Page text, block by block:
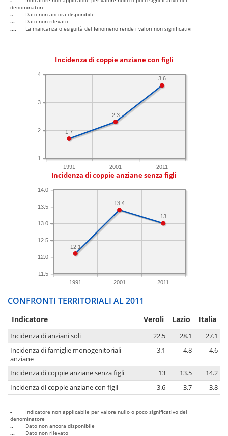
denominatore
..
Dato non ancora disponibile
...
Dato non rilevato
....
La mancanza o esiguità del fenomeno rende i valori non significativi
Incidenza di coppie anziane con figli
1991 2001 2011
1
2
3
4
3.6
2.3
1.7
Incidenza di coppie anziane senza figli
1991 2001 2011
11.5
12.0
12.5
13.0
13.5
14.0
13
13.4
12.1
CONFRONTI TERRITORIALI AL 2011
Indicatore Veroli Lazio Italia
Incidenza di anziani soli 22.5 28.1
27.1
Incidenza di famiglie monogenitoriali
anziane
3.1 4.8 4.6
Incidenza di coppie anziane senza figli 13 13.5
14.2
Incidenza di coppie anziane con figli
3.6 3.7 3.8
-
Indicatore non applicabile per valore nullo o poco significativo del
denominatore
..
Dato non ancora disponibile
...
Dato non rilevato